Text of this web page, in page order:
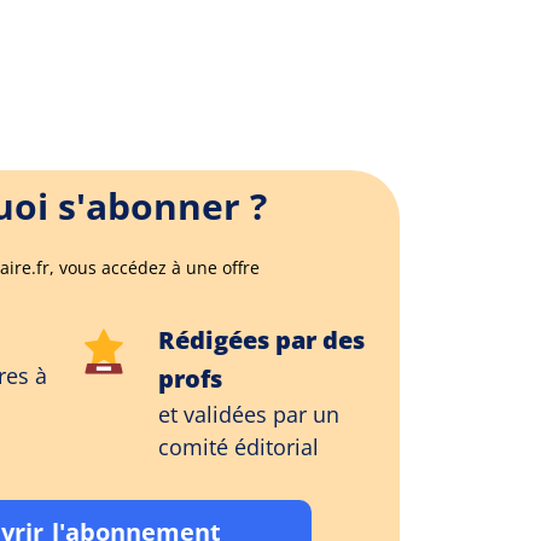
s'abonner ?
vous accédez à une offre
à
Rédigées par des
profs
et validées par un
comité éditorial
l'abonnement